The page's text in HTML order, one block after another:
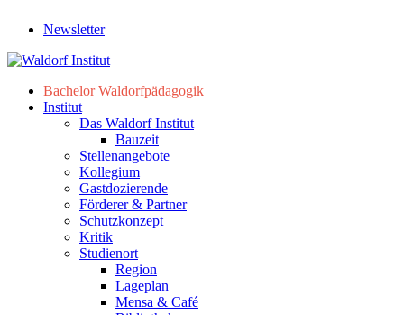
Newsletter
Bachelor Waldorfpädagogik
Institut
Das Waldorf Institut
Bauzeit
Stellenangebote
Kollegium
Gastdozierende
Förderer & Partner
Schutzkonzept
Kritik
Studienort
Region
Lageplan
Mensa & Café